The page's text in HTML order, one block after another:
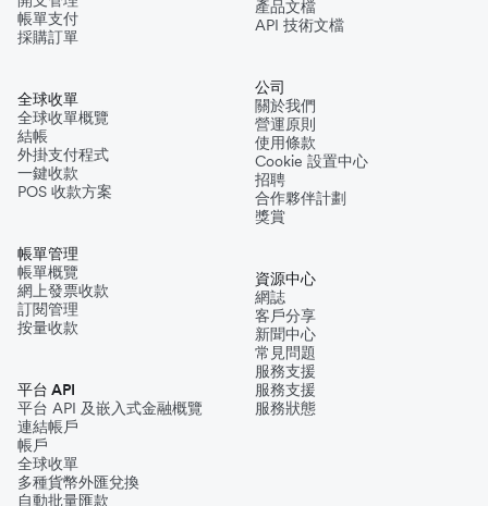
帳單支付
採購訂單
全球收單
全球收單概覽
結帳
外掛支付程式
一鍵收款
POS 收款方案
帳單管理
帳單概覽
網上發票收款
訂閱管理
按量收款
平台 API
平台 API 及嵌入式金融概覽
連結帳戶
帳戶
全球收單
多種貨幣外匯兌換
自動批量匯款
產品文檔
API 技術文檔
公司
關於我們
營運原則
使用條款
Cookie 設置中心
招聘
合作夥伴計劃
獎賞
資源中心
網誌
客戶分享
新聞中心
常見問題
服務支援
服務支援
服務狀態